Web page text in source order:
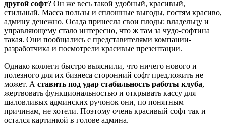
другой софт? Он же весь такой удобный, красивый,
стильный. Масса пользы и сплошные выгоды, гостям красиво,
админу денежно. Осада принесла свои плоды: владельцу и
управляющему стало интересно, что ж там за чудо-софтина
такая. Они пообщались с представителями компании-
разработчика и посмотрели красивые презентации.
Однако коллеги быстро выяснили, что ничего нового и
полезного для их бизнеса сторонний софт предложить не
может. А ставить под удар стабильность работы клуба,
жертвовать функциональностью и открывать кассу для
шаловливых админских ручонок они, по понятным
причинам, не хотели. Поэтому очень красивый софт так и
остался картинкой в голове админа.